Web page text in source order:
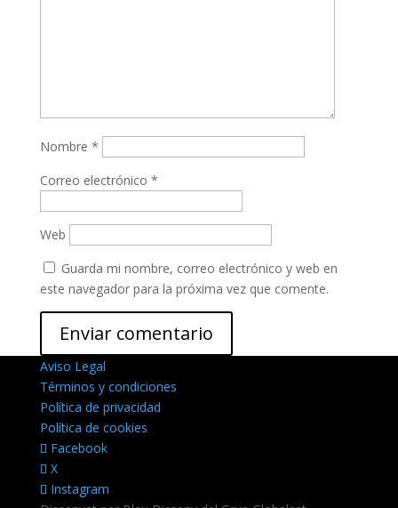
Nombre *
Correo electrónico *
Web
Guarda mi nombre, correo electrónico y web en
este navegador para la próxima vez que comente.
Aviso Legal
Términos y condiciones
Política de privacidad
Política de cookies
Facebook
X
Instagram